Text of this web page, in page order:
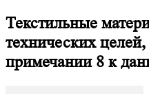
Текстильные
технических
примечании 8 к